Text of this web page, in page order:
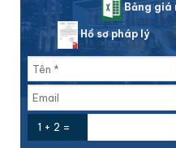
Bảng giá
Hồ sơ pháp lý
1 + 2 =